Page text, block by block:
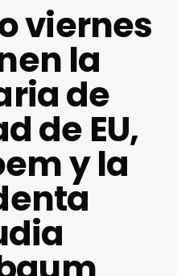
viernes
la
de
de EU,
y la